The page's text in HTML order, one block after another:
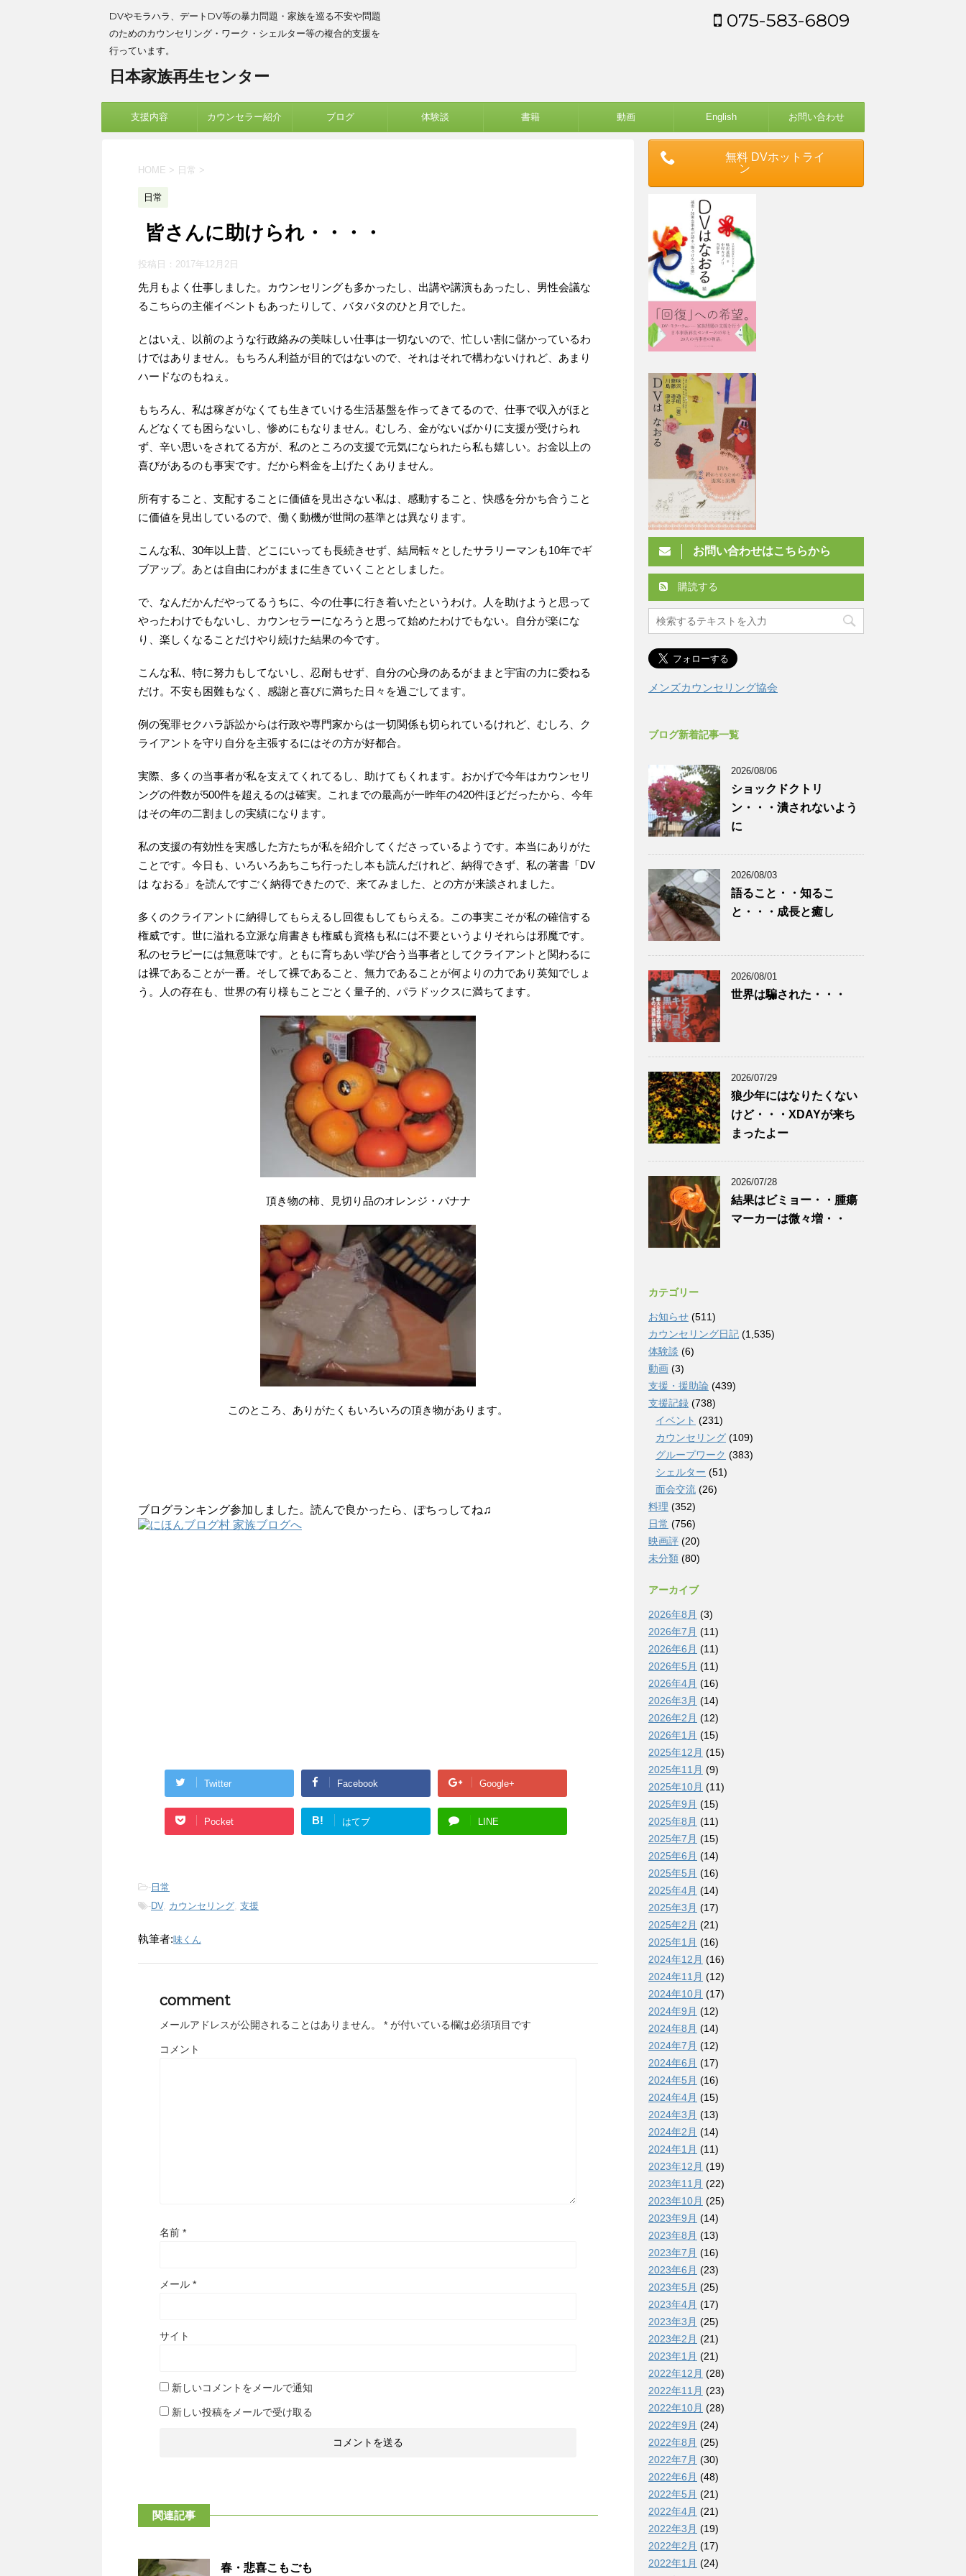
DVやモラハラ、デートDV等の暴力問題・家族を巡る不安や問題
のためのカウンセリング・ワーク・シェルター等の複合的支援を
行っています。
日本家族再生センター
075-583-6809
支援内容 カウンセラー紹介 ブログ 体験談 書籍 動画 English お問い合わせ
HOME > 日常 >
日常
皆さんに助けられ・・・・
投稿日： 2017年12月2日
先月もよく仕事しました。カウンセリングも多かったし、出講や講演もあったし、男性会議な
るこちらの主催イベントもあったりして、バタバタのひと月でした。
とはいえ、以前のような行政絡みの美味しい仕事は一切ないので、忙しい割に儲かっているわ
けではありません。もちろん利益が目的ではないので、それはそれで構わないけれど、あまり
ハードなのもねぇ。
もちろん、私は稼ぎがなくても生きていける生活基盤を作ってきてるので、仕事で収入がほと
んどなくても困らないし、惨めにもなりません。むしろ、金がないばかりに支援が受けられ
ず、辛い思いをされてる方が、私のところの支援で元気になられたら私も嬉しい。お金以上の
喜びがあるのも事実です。だから料金を上げたくありません。
所有すること、支配することに価値を見出さない私は、感動すること、快感を分かち合うこと
に価値を見出しているので、働く動機が世間の基準とは異なります。
こんな私、30年以上昔、どこにいっても長続きせず、結局転々としたサラリーマンも10年でギ
ブアップ。あとは自由にわがままに生きていくこととしました。
で、なんだかんだやってるうちに、今の仕事に行き着いたというわけ。人を助けようと思って
やったわけでもないし、カウンセラーになろうと思って始めたわけでもない。自分が楽にな
り、楽しくなることだけやり続けた結果の今です。
こんな私、特に努力もしてないし、忍耐もせず、自分の心身のあるがままと宇宙の力に委ねる
だけ。不安も困難もなく、感謝と喜びに満ちた日々を過ごしてます。
例の冤罪セクハラ訴訟からは行政や専門家からは一切関係も切られているけれど、むしろ、ク
ライアントを守り自分を主張するにはその方が好都合。
実際、多くの当事者が私を支えてくれてるし、助けてもくれます。おかげで今年はカウンセリ
ングの件数が500件を超えるのは確実。これまでの最高が一昨年の420件ほどだったから、今年
はその年の二割ましの実績になります。
私の支援の有効性を実感した方たちが私を紹介してくださっているようです。本当にありがた
ことです。今日も、いろいろあちこち行ったし本も読んだけれど、納得できず、私の著書「DV
は なおる」を読んですごく納得できたので、来てみました、との方が来談されました。
多くのクライアントに納得してもらえるし回復もしてもらえる。この事実こそが私の確信する
権威です。世に溢れる立派な肩書きも権威も資格も私には不要というよりそれらは邪魔です。
私のセラピーには無意味です。ともに育ちあい学び合う当事者としてクライアントと関わるに
は裸であることが一番。そして裸であること、無力であることが何よりの力であり英知でしょ
う。人の存在も、世界の有り様もことごとく量子的、パラドックスに満ちてます。
頂き物の柿、見切り品のオレンジ・バナナ
このところ、ありがたくもいろいろの頂き物があります。
ブログランキング参加しました。読んで良かったら、ぽちっしてね♫
Twitter Facebook Google+
Pocket B! はてブ LINE
- 日常
-DV, カウンセリング, 支援
執筆者:味くん
comment
メールアドレスが公開されることはありません。 * が付いている欄は必須項目です
コメント
名前 *
メール *
サイト
新しいコメントをメールで通知
新しい投稿をメールで受け取る
関連記事
春・悲喜こもごも
無料 DVホットライ
ン
お問い合わせはこちらから
購読する
メンズカウンセリング協会
ブログ新着記事一覧
2026/08/06
ショックドクトリ
ン・・・潰されないよう
に
2026/08/03
語ること・・知るこ
と・・・成長と癒し
2026/08/01
世界は騙された・・・
2026/07/29
狼少年にはなりたくない
けど・・・XDAYが来ち
まったよー
2026/07/28
結果はビミョー・・腫瘍
マーカーは微々増・・
カテゴリー
お知らせ (511)
カウンセリング日記 (1,535)
体験談 (6)
動画 (3)
支援・援助論 (439)
支援記録 (738)
イベント (231)
カウンセリング (109)
グループワーク (383)
シェルター (51)
面会交流 (26)
料理 (352)
日常 (756)
映画評 (20)
未分類 (80)
アーカイブ
2026年8月 (3)
2026年7月 (11)
2026年6月 (11)
2026年5月 (11)
2026年4月 (16)
2026年3月 (14)
2026年2月 (12)
2026年1月 (15)
2025年12月 (15)
2025年11月 (9)
2025年10月 (11)
2025年9月 (15)
2025年8月 (11)
2025年7月 (15)
2025年6月 (14)
2025年5月 (16)
2025年4月 (14)
2025年3月 (17)
2025年2月 (21)
2025年1月 (16)
2024年12月 (16)
2024年11月 (12)
2024年10月 (17)
2024年9月 (12)
2024年8月 (14)
2024年7月 (12)
2024年6月 (17)
2024年5月 (16)
2024年4月 (15)
2024年3月 (13)
2024年2月 (14)
2024年1月 (11)
2023年12月 (19)
2023年11月 (22)
2023年10月 (25)
2023年9月 (14)
2023年8月 (13)
2023年7月 (16)
2023年6月 (23)
2023年5月 (25)
2023年4月 (17)
2023年3月 (25)
2023年2月 (21)
2023年1月 (21)
2022年12月 (28)
2022年11月 (23)
2022年10月 (28)
2022年9月 (24)
2022年8月 (25)
2022年7月 (30)
2022年6月 (48)
2022年5月 (21)
2022年4月 (21)
2022年3月 (19)
2022年2月 (17)
2022年1月 (24)